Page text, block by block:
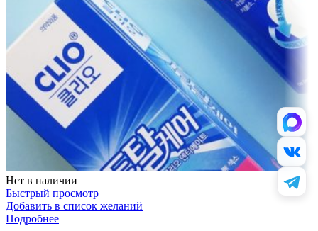
Нет в наличии
Быстрый просмотр
Добавить в список желаний
Подробнее